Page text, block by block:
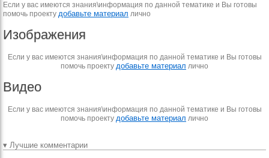
Если у вас имеются знания\информация по данной тематике и Вы готовы
помочь проекту добавьте материал лично
Изображения
Если у вас имеются знания\информация по данной тематике и Вы готовы
помочь проекту добавьте материал лично
Видео
Если у вас имеются знания\информация по данной тематике и Вы готовы
помочь проекту добавьте материал лично
▾ Лучшие комментарии